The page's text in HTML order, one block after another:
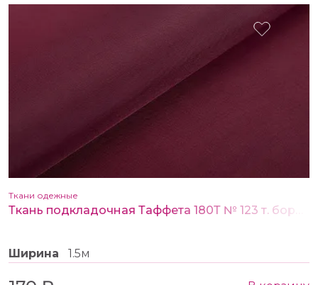
Ткани одежные
Ширина 1.5м